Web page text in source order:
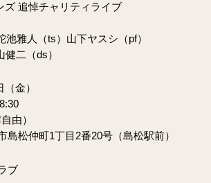
ズ 追悼チャリティライブ
雅人（ts）山下ヤスシ（pf）
二（ds）
金）
由）
松仲町1丁目2番20号（島松駅前）
ブ